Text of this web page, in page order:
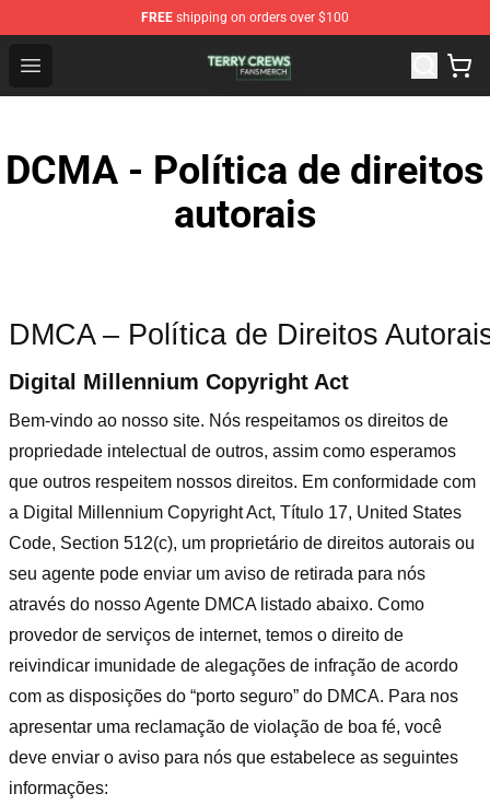
FREE shipping on orders over $100
Open menu
Terry Crews Shop - Official Terry Crews Merchandise
DCMA - Política de direitos
autorais
DMCA – Política de Direitos
Digital Millennium Copyright Act
Bem-vindo ao nosso site. Nós respeitamos os direitos de
propriedade intelectual de outros, assim como esperamos
que outros respeitem nossos direitos. Em conformidade com
a Digital Millennium Copyright Act, Título 17, United States
Code, Section 512(c), um proprietário de direitos autorais ou
seu agente pode enviar um aviso de retirada para nós
através do nosso Agente DMCA listado abaixo. Como
provedor de serviços de internet, temos o direito de
reivindicar imunidade de alegações de infração de acordo
com as disposições do “porto seguro” do DMCA. Para nos
apresentar uma reclamação de violação de boa fé, você
deve enviar o aviso para nós que estabelece as seguintes
informações: